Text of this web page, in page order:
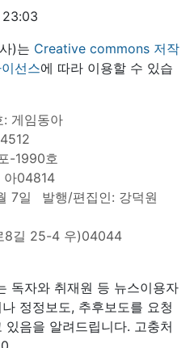
23:03
)는 Creative commons 저작
선스에 따라 이용할 수 있습
: 게임동아
-1990호
아04814
7일
발행/편집인: 강덕원
8길 25-4 우)04044
독자와 취재원 등 뉴스이용자
정정보도, 추후보도를 요청
음을 알려드립니다. 고충처